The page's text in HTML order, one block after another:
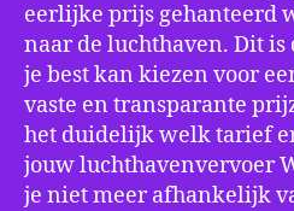
eerlijke prijs gehanteerd
naar de luchthaven. Dit is
je best kan kiezen voor
vaste en transparante
het duidelijk welk tarief
jouw luchthavenvervoer
je niet meer afhankelijk